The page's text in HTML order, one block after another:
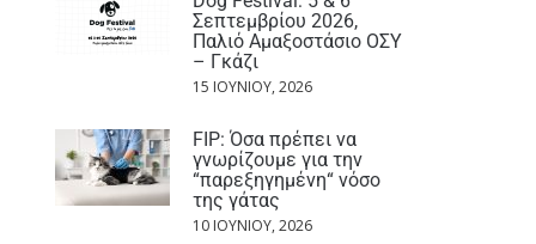
Σεπτεμβρίου 2026,
Παλιό Αμαξοστάσιο ΟΣΥ
– Γκάζι
15 ΙΟΥΝΊΟΥ, 2026
FIP: Όσα πρέπει να
γνωρίζουμε για την
“παρεξηγημένη“ νόσο
της γάτας
10 ΙΟΥΝΊΟΥ, 2026